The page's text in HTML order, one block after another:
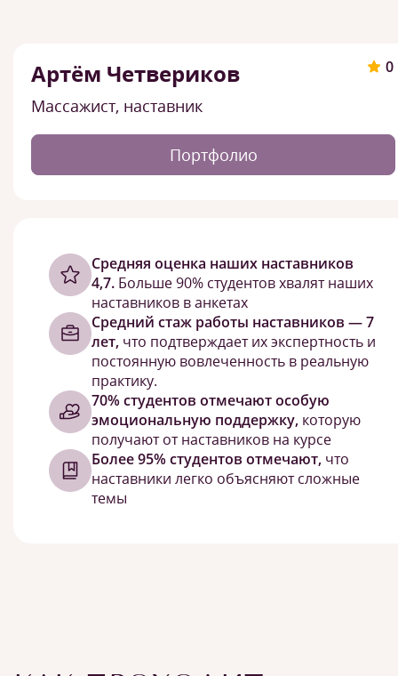
0
Артём Четвериков
Массажист, наставник
Портфолио
Cредняя оценка наших наставников
4,7. Больше 90% студентов хвалят наших
наставников в анкетах
Средний стаж работы наставников — 7
лет, что подтверждает их экспертность и
постоянную вовлеченность в реальную
практику.
70% студентов отмечают особую
эмоциональную поддержку, которую
получают от наставников на курсе
Более 95% студентов отмечают, что
наставники легко объясняют сложные
темы